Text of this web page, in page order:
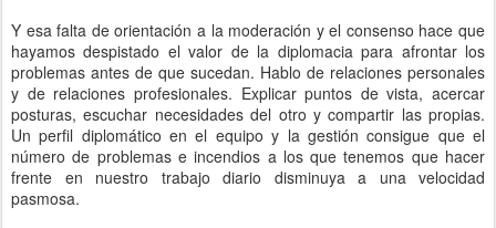
Y esa falta de orientación a la moderación y el consenso hace que
hayamos despistado el valor de la diplomacia para afrontar los
problemas antes de que sucedan. Hablo de relaciones personales
y de relaciones profesionales. Explicar puntos de vista, acercar
posturas, escuchar necesidades del otro y compartir las propias.
Un perfil diplomático en el equipo y la gestión consigue que el
número de problemas e incendios a los que tenemos que hacer
frente en nuestro trabajo diario disminuya a una velocidad
pasmosa.